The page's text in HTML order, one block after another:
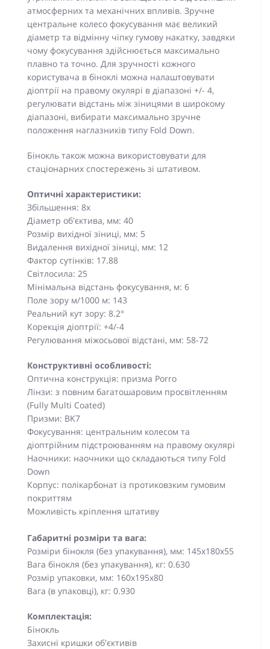
атмосферних та механічних впливів. Зручне
центральне колесо фокусування має великий
діаметр та відмінну чіпку гумову накатку, завдяки
чому фокусування здійснюється максимально
плавно та точно. Для зручності кожного
користувача в біноклі можна налаштовувати
діоптрії на правому окулярі в діапазоні +/- 4,
регулювати відстань між зіницями в широкому
діапазоні, вибирати максимально зручне
положення наглазників типу Fold Down.
Бінокль також можна використовувати для
стаціонарних спостережень зі штативом.
Оптичні характеристики:
Збільшення: 8x
Діаметр об'єктива, мм: 40
Розмір вихідної зіниці, мм: 5
Видалення вихідної зіниці, мм: 12
Фактор сутінків: 17.88
Світлосила: 25
Мінімальна відстань фокусування, м: 6
Поле зору м/1000 м: 143
Реальний кут зору: 8.2°
Корекція діоптрії: +4/-4
Регулювання міжосьової відстані, мм: 58-72
Конструктивні особливості:
Оптична конструкція: призма Porro
Лінзи: з повним багатошаровим просвітленням
(Fully Multi Coated)
Призми: BK7
Фокусування: центральним колесом та
діоптрійним підстроюванням на правому окулярі
Наочники: наочники що складаються типу Fold
Down
Корпус: полікарбонат із протиковзким гумовим
покриттям
Можливість кріплення штативу
Габаритні розміри та вага:
Розміри бінокля (без упакування), мм: 145x180x55
Вага бінокля (без упакування), кг: 0.630
Розмір упаковки, мм: 160x195x80
Вага (в упаковці), кг: 0.930
Комплектація:
Бінокль
Захисні кришки об'єктивів